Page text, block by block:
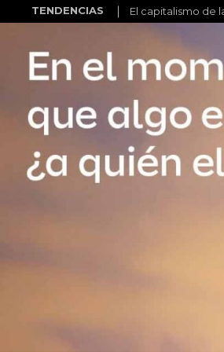
TENDENCIAS El capitalismo de